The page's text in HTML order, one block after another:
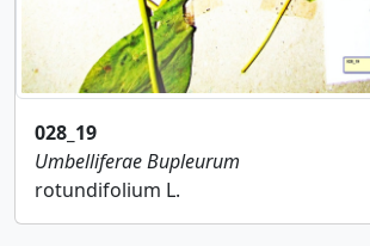
028_19
UmbelliferaeBupleurum
rotundifolium L.